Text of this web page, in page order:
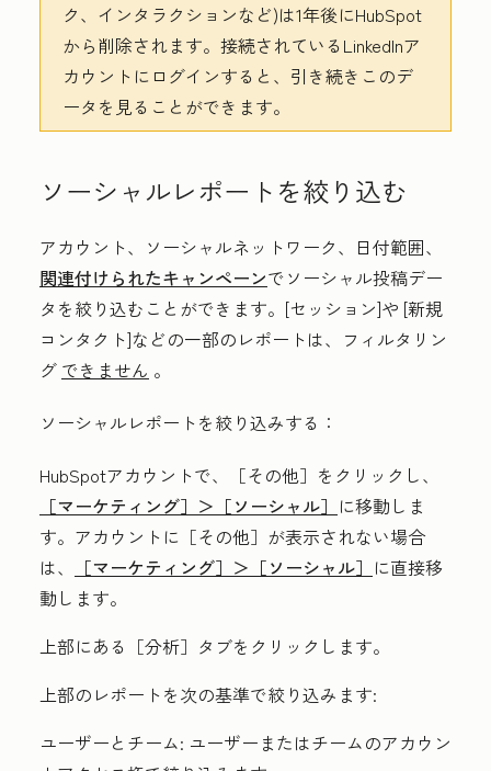
ク、インタラクションなど)は1年後にHubSpot
から削除されます。接続されているLinkedInア
カウントにログインすると、引き続きこのデ
ータを見ることができます。
ソーシャルレポートを絞り込む
アカウント、ソーシャルネットワーク、日付範囲、
関連付けられたキャンペーンでソーシャル投稿デー
タを絞り込むことができます。 [セッション]や [新規
コンタクト]などの一部のレポートは、フィルタリン
グ できません 。
ソーシャルレポートを絞り込みする：
HubSpotアカウントで、
［その他］をクリックし、
［マーケティング］＞ ［ソーシャル］ に移動しま
す。アカウントに ［その他］が表示されない場合
は、
［マーケティング］＞ ［ソーシャル］ に直接移
動します。
上部にある［分析］ タブをクリックします。
上部のレポートを次の基準で絞り込みます:
ユーザーとチーム: ユーザーまたはチームのアカウン